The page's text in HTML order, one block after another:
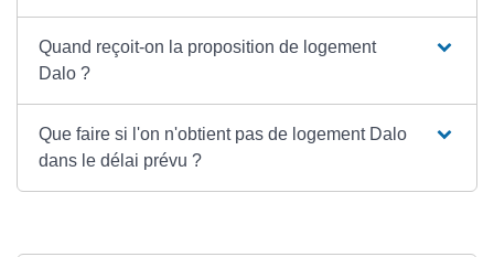
Quand reçoit-on la proposition de logement
Dalo ?
Que faire si l'on n'obtient pas de logement Dalo
dans le délai prévu ?